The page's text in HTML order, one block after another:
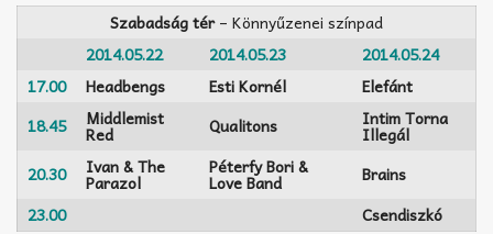
Szabadság tér– Könnyűzenei színpad
2014.05.22
2014.05.23
2014.05.24
17.00
Headbengs Esti Kornél
Elefánt
18.45
Middlemist
Red Qualitons Intim Torna
Illegál
20.30
Ivan & The
Parazol
Péterfy Bori &
Love Band
Brains
23.00
Csendiszkó